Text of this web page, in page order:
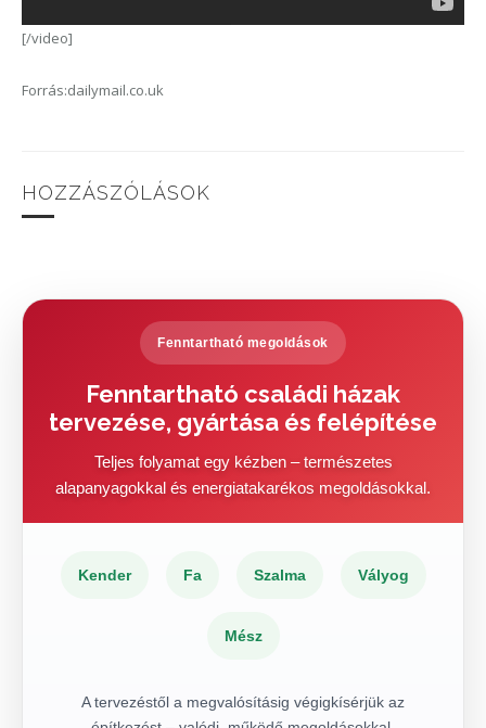
[/video]
Forrás:dailymail.co.uk
HOZZÁSZÓLÁSOK
Fenntartható megoldások
Fenntartható családi házak
tervezése, gyártása és felépítése
Teljes folyamat egy kézben – természetes
alapanyagokkal és energiatakarékos megoldásokkal.
Kender Fa Szalma Vályog
Mész
A tervezéstől a megvalósításig végigkísérjük az